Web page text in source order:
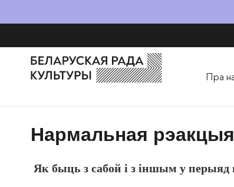
Пра
Нармальная
Як быць з сабой і з іншым у перыяд